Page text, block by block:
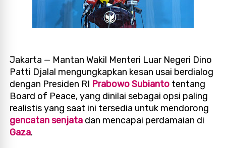
Jakarta — Mantan Wakil Menteri Luar Negeri Dino
Patti Djalal mengungkapkan kesan usai berdialog
dengan Presiden RI Prabowo Subianto tentang
Board of Peace, yang dinilai sebagai opsi paling
realistis yang saat ini tersedia untuk mendorong
gencatan senjata dan mencapai perdamaian di
Gaza.